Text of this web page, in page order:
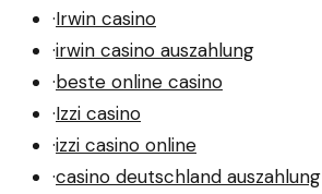
·Irwin casino
·irwin casino auszahlung
·beste online casino
·Izzi casino
·izzi casino online
·casino deutschland auszahlung